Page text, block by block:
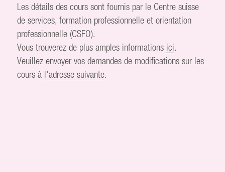
Les détails des cours sont fournis par le Centre suisse
de services, formation professionnelle et orientation
professionnelle (CSFO).
Vous trouverez de plus amples informations ici.
Veuillez envoyer vos demandes de modifications sur les
cours à l'adresse suivante.